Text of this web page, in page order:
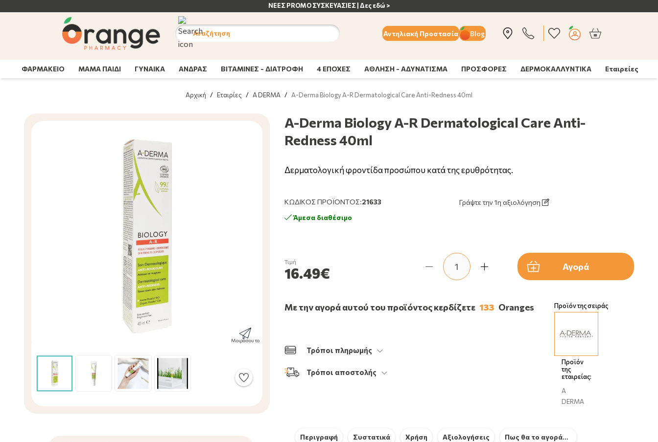
ΝΕΕΣ PROMO ΣΥΣΚΕΥΑΣΙΕΣ | Δες εδώ >
Αναζήτηση Αντηλιακή Προστασία Blog
ΦΑΡΜΑΚΕΙΟ ΜΑΜΑ ΠΑΙΔΙ ΓΥΝΑΙΚΑ ΑΝΔΡΑΣ ΒΙΤΑΜΙΝΕΣ - ΔΙΑΤΡΟΦΗ 4 ΕΠΟΧΕΣ ΑΘΛΗΣΗ - ΑΔΥΝΑΤΙΣΜΑ ΠΡΟΣΦΟΡΕΣ ΔΕΡΜΟΚΑΛΛΥΝΤΙΚΑ Εταιρείες
Αρχική / Εταιρίες / A DERMA / A-Derma Biology A-R Dermatological Care Anti-Redness 40ml
Μοιράσου το
A-Derma Biology A-R Dermatological Care Anti-
Redness 40ml
Δερματολογική φροντίδα προσώπου κατά της ερυθρότητας.
ΚΩΔΙΚΌΣ ΠΡΟΪΌΝΤΟΣ:21633
Γράψτε την 1η αξιολόγηση
Άμεσα διαθέσιμο
Τιμή
16.49€ Αγορά
Με την αγορά αυτού του προϊόντος κερδίζετε 133 Oranges
Τρόποι πληρωμής
Τρόποι αποστολής
Προϊόν της σειράς
Προϊόν
της
εταιρείας:
A
DERMA
Περιγραφή Συστατικά Χρήση Αξιολογήσεις Πως θα το αγοράσω